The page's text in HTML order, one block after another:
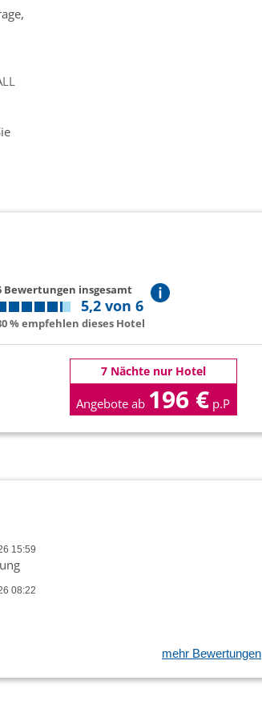
Bewertungen insgesamt
5,2 von 6
% empfehlen dieses Hotel
7 Nächte nur Hotel
Angebote ab 196 € p.P
15:59
08:22
mehr Bewertungen